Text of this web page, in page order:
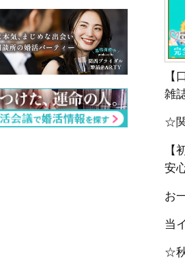
【
雑
☆
【
安
お
当
☆